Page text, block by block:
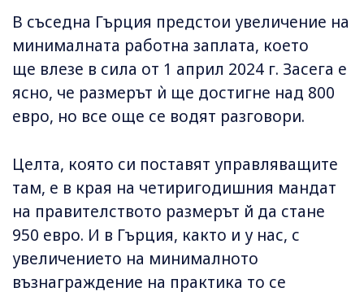
В съседна Гърция предстои увеличение на
минималната работна заплата, което
ще влезе в сила от 1 април 2024 г. Засега е
ясно, че размерът ѝ ще достигне над 800
евро, но все още се водят разговори.
Целта, която си поставят управляващите
там, е в края на четиригодишния мандат
на правителството размерът й да стане
950 евро. И в Гърция, както и у нас, с
увеличението на минималното
възнаграждение на практика то се